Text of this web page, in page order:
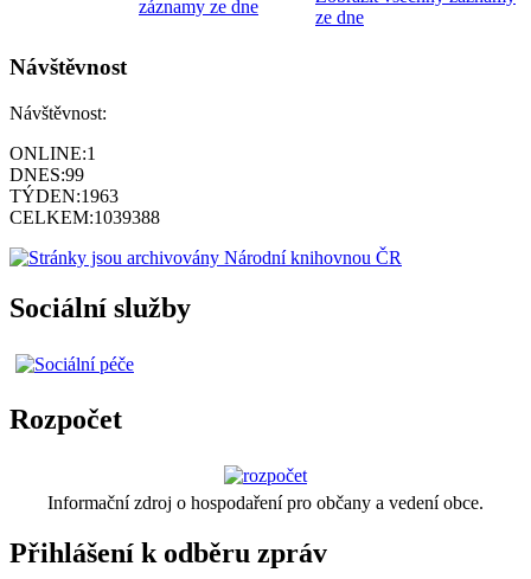
záznamy ze dne
ze dne
Návštěvnost
Návštěvnost:
ONLINE:1
DNES:99
TÝDEN:1963
CELKEM:1039388
Sociální služby
Rozpočet
Informační zdroj o hospodaření pro občany a vedení obce.
Přihlášení k odběru zpráv